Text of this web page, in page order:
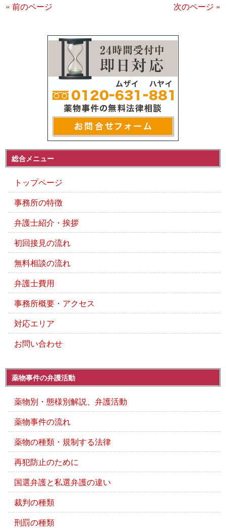
« 前のページ 次のページ »
総合メニュー
トップページ
事務所の特徴
弁護士紹介・挨拶
初回接見の流れ
無料相談の流れ
弁護士費用
事務所概要・アクセス
対応エリア
お問い合わせ
薬物事件の弁護活動
薬物別・態様別解説、弁護活動
薬物事件の流れ
薬物の種類・規制する法律
再犯防止のために
国選弁護と私選弁護の違い
裁判の種類
刑罰の種類